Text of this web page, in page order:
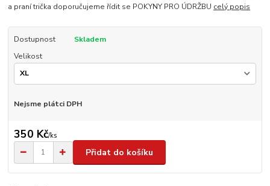
a praní trička doporučujeme řídit se POKYNY PRO ÚDRŽBU celý popis
Dostupnost
Skladem
Velikost
Nejsme plátci DPH
350 Kč/ks
Přidat do košíku